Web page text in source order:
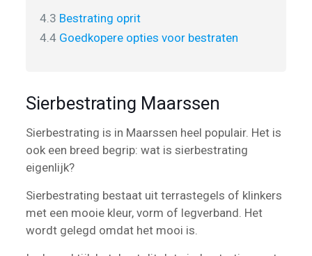
4.3 Bestrating oprit
4.4 Goedkopere opties voor bestraten
Sierbestrating Maarssen
Sierbestrating is in Maarssen heel populair. Het is
ook een breed begrip: wat is sierbestrating
eigenlijk?
Sierbestrating bestaat uit terrastegels of klinkers
met een mooie kleur, vorm of legverband. Het
wordt gelegd omdat het mooi is.